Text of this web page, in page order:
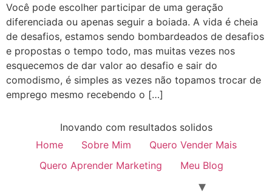
Você pode escolher participar de uma geração
diferenciada ou apenas seguir a boiada. A vida é cheia
de desafios, estamos sendo bombardeados de desafios
e propostas o tempo todo, mas muitas vezes nos
esquecemos de dar valor ao desafio e sair do
comodismo, é simples as vezes não topamos trocar de
emprego mesmo recebendo o […]
Inovando com resultados solidos
Home
Sobre Mim
Quero Vender Mais
Quero Aprender Marketing
Meu Blog